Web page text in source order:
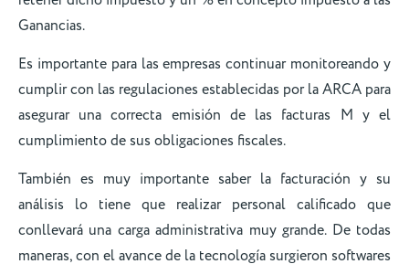
Ganancias.
Es importante para las empresas continuar monitoreando y
cumplir con las regulaciones establecidas por la ARCA para
asegurar una correcta emisión de las facturas M y el
cumplimiento de sus obligaciones fiscales.
También es muy importante saber la facturación y su
análisis lo tiene que realizar personal calificado que
conllevará una carga administrativa muy grande. De todas
maneras, con el avance de la tecnología surgieron softwares